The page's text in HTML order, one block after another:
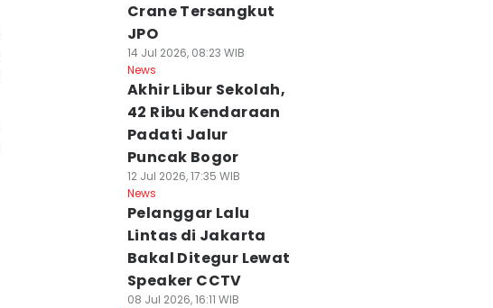
Crane Tersangkut
JPO
14 Jul 2026, 08:23 WIB
News
Akhir Libur Sekolah,
42 Ribu Kendaraan
Padati Jalur
Puncak Bogor
12 Jul 2026, 17:35 WIB
News
Pelanggar Lalu
Lintas di Jakarta
Bakal Ditegur Lewat
Speaker CCTV
08 Jul 2026, 16:11 WIB